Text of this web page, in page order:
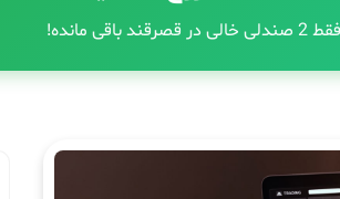
فقط 2 صندلی خالی در قصرقند باقی مانده!